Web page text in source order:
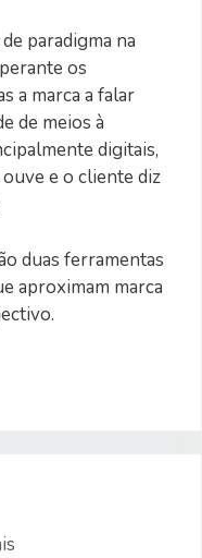
paradigma na
os
a marca a falar
de meios à
digitais,
ouve e o cliente diz
duas ferramentas
aproximam marca